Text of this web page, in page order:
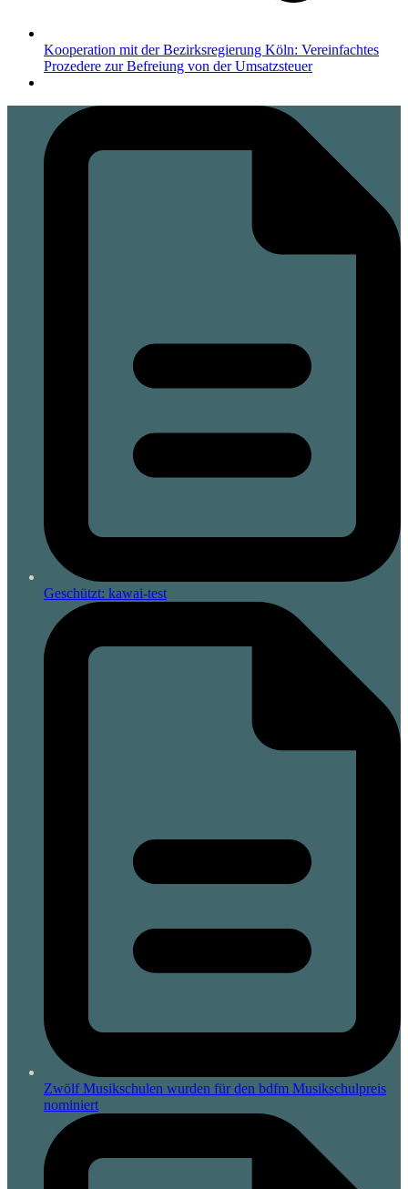
Kooperation mit der Bezirksregierung Köln: Vereinfachtes
Prozedere zur Befreiung von der Umsatzsteuer
Geschützt: kawai-test
Zwölf Musikschulen wurden für den bdfm Musikschulpreis
nominiert